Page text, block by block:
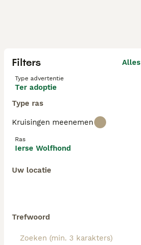
Filters
Type advertentie
Ter adoptie
Type ras
Kruisingen meenemen
Ras
Ierse Wolfhond
Uw locatie
Trefwoord